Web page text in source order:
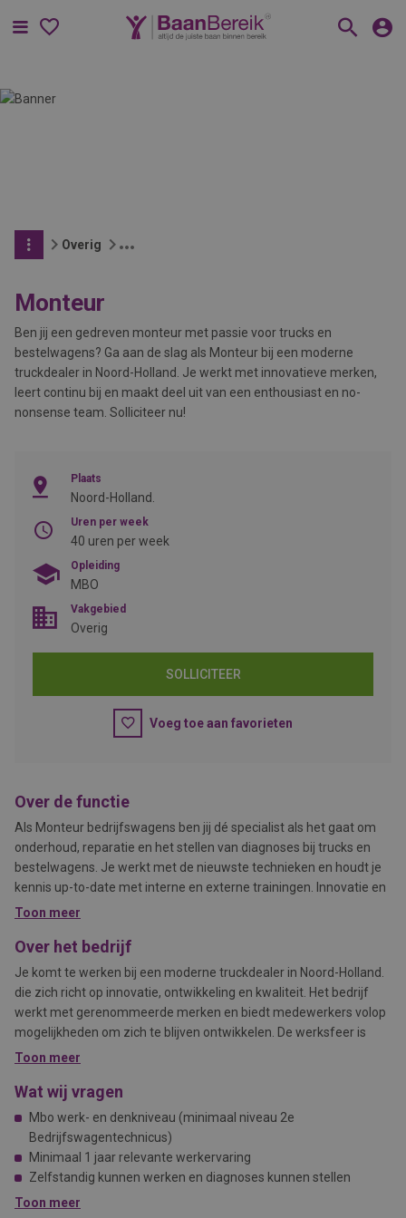
Menu
Overig
Monteur
Ben jij een gedreven monteur met passie voor trucks en
bestelwagens? Ga aan de slag als Monteur bij een moderne
truckdealer in Noord-Holland. Je werkt met innovatieve merken,
leert continu bij en maakt deel uit van een enthousiast en no-
nonsense team. Solliciteer nu!
Plaats
Noord-Holland.
Uren per week
40 uren per week
Opleiding
MBO
Vakgebied
Overig
SOLLICITEER
Voeg toe aan favorieten
Over de functie
Als Monteur bedrijfswagens ben jij dé specialist als het gaat om
onderhoud, reparatie en het stellen van diagnoses bij trucks en
bestelwagens. Je werkt met de nieuwste technieken en houdt je
kennis up-to-date met interne en externe trainingen. Innovatie en
kwaliteit staan bij ons centraal.
Toon meer
Over het bedrijf
Je komt te werken bij een moderne truckdealer in Noord-Holland.
die zich richt op innovatie, ontwikkeling en kwaliteit. Het bedrijf
werkt met gerenommeerde merken en biedt medewerkers volop
mogelijkheden om zich te blijven ontwikkelen. De werksfeer is
informeel, nuchter en het team is enthousiast en gedreven. Hier
beste uit jezelf te halen.
Toon meer
Wat wij vragen
Mbo werk- en denkniveau (minimaal niveau 2e
Bedrijfswagentechnicus)
Minimaal 1 jaar relevante werkervaring
Zelfstandig kunnen werken en diagnoses kunnen stellen
Gemotiveerd, leergierig en bereid om door te groeien
Toon meer